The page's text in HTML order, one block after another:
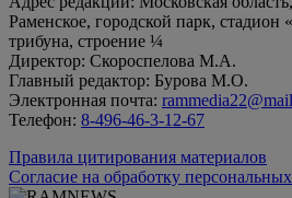
Раменское, городской парк, стадион
трибуна, строение ¼
Директор: Скороспелова М.А.
Главный редактор: Бурова М.О.
Электронная почта:
Телефон: 8-496-46-3-12-67
Правила цитирования материалов
Согласие на обработку